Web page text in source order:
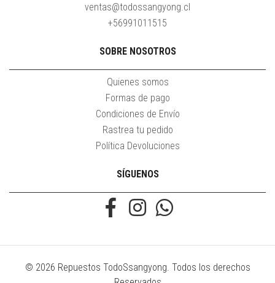
ventas@todossangyong.cl
+56991011515
SOBRE NOSOTROS
Quienes somos
Formas de pago
Condiciones de Envío
Rastrea tu pedido
Política Devoluciones
SÍGUENOS
© 2026 Repuestos TodoSsangyong. Todos los derechos